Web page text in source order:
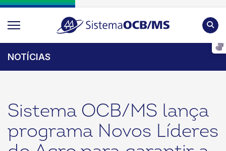
NOTÍCIAS
Sistema OCB/MS lança
programa Novos Líderes